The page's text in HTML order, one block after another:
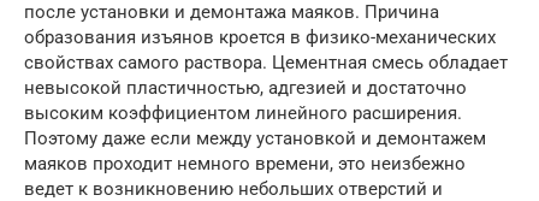
после установки и демонтажа маяков. Причина
образования изъянов кроется в физико-механических
свойствах самого раствора. Цементная смесь обладает
невысокой пластичностью, адгезией и достаточно
высоким коэффициентом линейного расширения.
Поэтому даже если между установкой и демонтажем
маяков проходит немного времени, это неизбежно
ведет к возникновению небольших отверстий и